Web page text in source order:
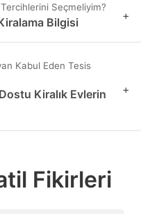
Seçmeliyim?
Bilgisi +
Kabul Eden Tesis
Kiralık Evlerin
+
Fikirleri